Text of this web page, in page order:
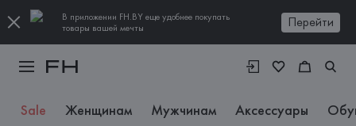
В приложении FH.BY еще удобнее покупать
товары вашей мечты
Перейти
Sale Женщинам Мужчинам Аксессуары